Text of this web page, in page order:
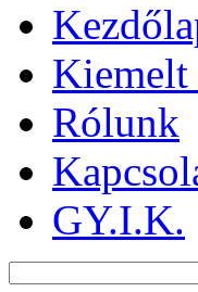
Kiemelt
Rólunk
GY.I.K.